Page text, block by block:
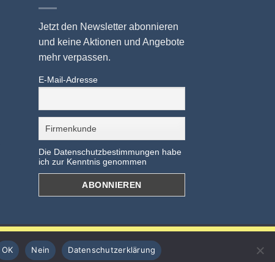
Jetzt den Newsletter abonnieren
und keine Aktionen und Angebote
mehr verpassen.
E-Mail-Adresse
Die Datenschutzbestimmungen habe
ich zur Kenntnis genommen
OK Nein Datenschutzerklärung